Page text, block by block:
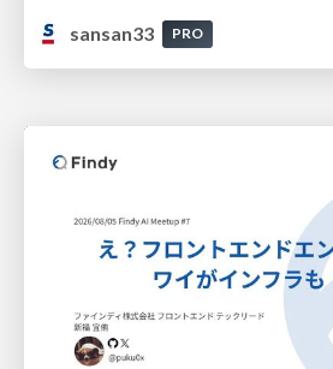
sansan33
PRO